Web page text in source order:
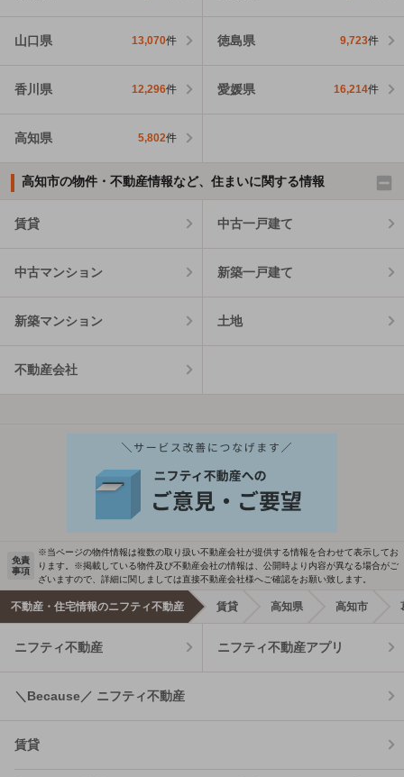
山口県 13,070件 徳島県 9,723件
香川県 12,296件 愛媛県 16,214件
高知県 5,802件
高知市の物件・不動産情報など、住まいに関する情報
賃貸 中古一戸建て
中古マンション 新築一戸建て
新築マンション 土地
不動産会社
免責
事項
※当ページの物件情報は複数の取り扱い不動産会社が提供する情報を合わせて表示してお
ります。※掲載している物件及び不動産会社の情報は、公開時より内容が異なる場合がご
ざいますので、詳細に関しましては直接不動産会社様へご確認をお願い致します。
不動産・住宅情報のニフティ不動産 賃貸 高知県 高知市
ニフティ不動産 ニフティ不動産アプリ
＼Because／ ニフティ不動産
賃貸